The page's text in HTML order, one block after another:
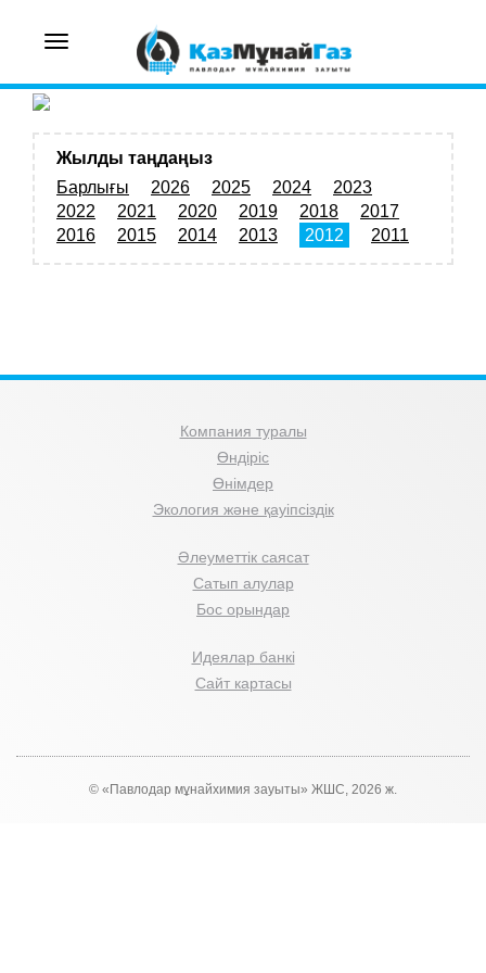
Toggle
Жылды таңдаңыз
Барлығы
2026 2025 2024
2023
2022
2021 2020 2019 2018
2017
2016
2015 2014 2013 2012 2011
Компания туралы
Өндіріс
Өнімдер
Экология және қауіпсіздік
Әлеуметтік саясат
Сатып алулар
Бос орындар
Идеялар банкі
Сайт картасы
© «Павлодар мұнайхимия зауыты» ЖШС, 2026 ж.